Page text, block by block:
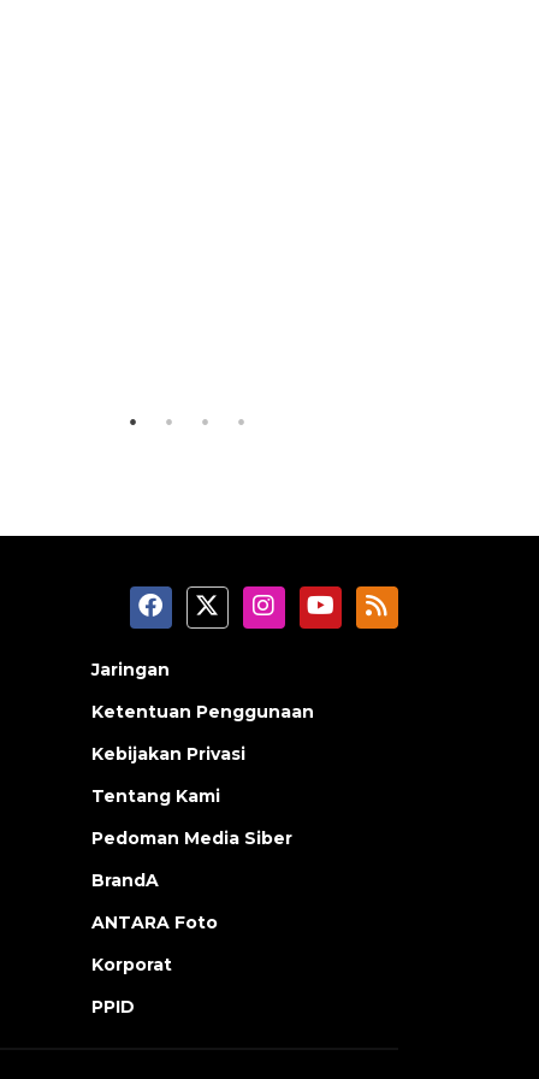
Jaringan
Ketentuan Penggunaan
Kebijakan Privasi
Tentang Kami
Pedoman Media Siber
BrandA
ANTARA Foto
Korporat
PPID